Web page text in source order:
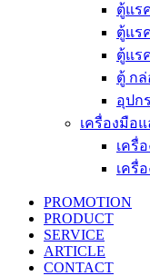
ตู้แร
ตู้แร
ตู้แร
ตู้ ก
อุปก
เครื่องมือ
เครื่
เครื่
PROMOTION
PRODUCT
SERVICE
ARTICLE
CONTACT